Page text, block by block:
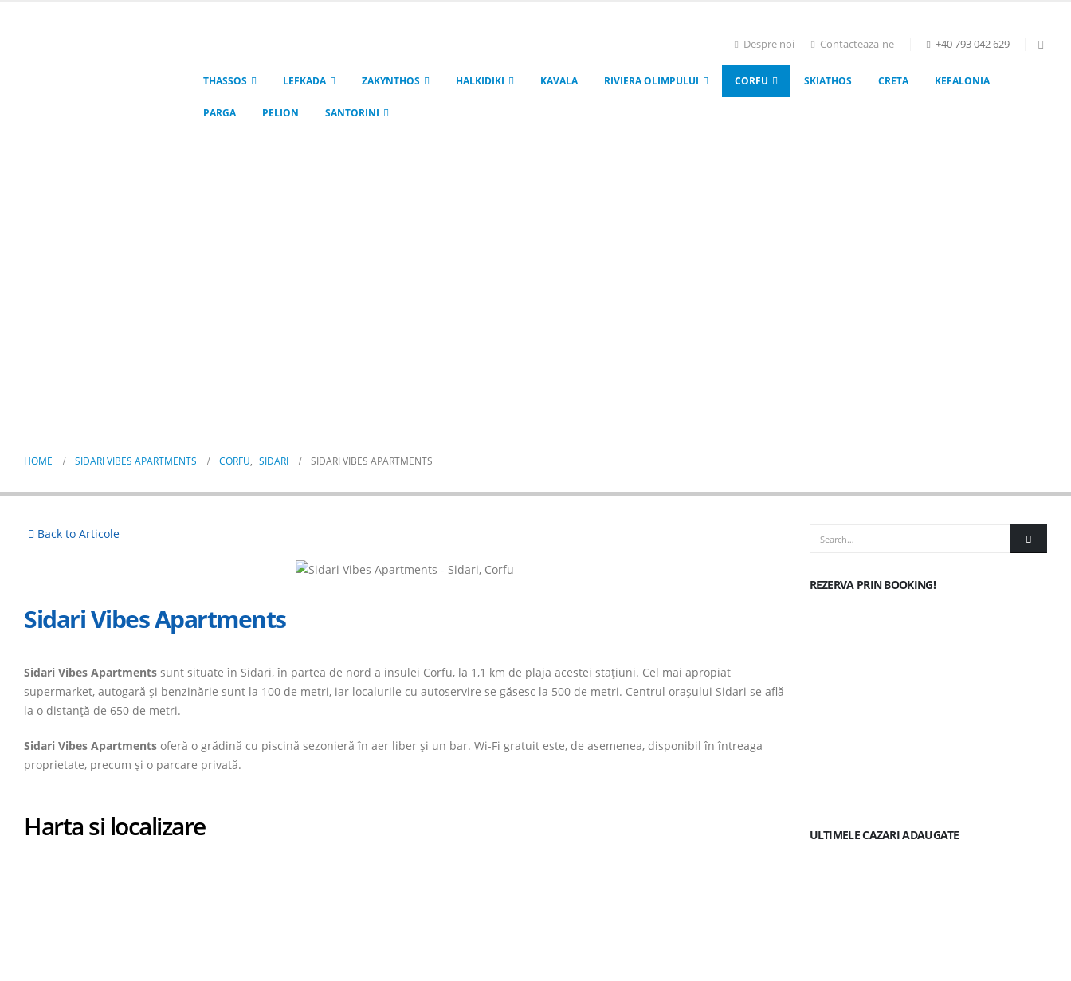
Despre noi Contacteaza-ne +40 793 042 629
THASSOS LEFKADA ZAKYNTHOS HALKIDIKI KAVALA RIVIERA OLIMPULUI CORFU SKIATHOS CRETA KEFALONIA
PARGA PELION SANTORINI
HOME SIDARI VIBES APARTMENTS CORFU, SIDARI SIDARI VIBES APARTMENTS
Back to Articole
Sidari Vibes Apartments
Sidari Vibes Apartments sunt situate în Sidari, în partea de nord a insulei Corfu, la 1,1 km de plaja acestei stațiuni. Cel mai apropiat
supermarket, autogară și benzinărie sunt la 100 de metri, iar localurile cu autoservire se găsesc la 500 de metri. Centrul orașului Sidari se află
la o distanță de 650 de metri.
Sidari Vibes Apartments oferă o grădină cu piscină sezonieră în aer liber și un bar. Wi-Fi gratuit este, de asemenea, disponibil în întreaga
proprietate, precum și o parcare privată.
Harta si localizare
REZERVA PRIN BOOKING!
ULTIMELE CAZARI ADAUGATE